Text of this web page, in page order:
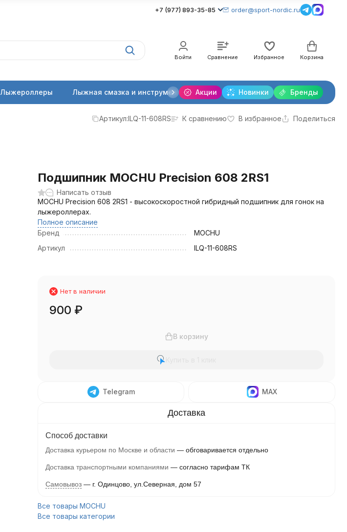
+7 (977) 893-35-85 order@sport-nordic.ru
Войти Сравнение Избранное Корзина
Акции Новинки Бренды
Лыжероллеры Лыжная смазка и инструменты Крепления лыжные Очки и линзы
Артикул:ILQ-11-608RS К сравнению В избранное Поделиться
Подшипник MOCHU Precision 608 2RS1
Написать отзыв
MOCHU Precision 608 2RS1 - высокоскоростной гибридный подшипник для гонок на
лыжероллерах.
Полное описание
Бренд
MOCHU
Артикул
ILQ-11-608RS
Нет в наличии
900 ₽
В корзину
Telegram MAX
Способ доставки
Доставка курьером по Москве и области обговаривается отдельно
Доставка транспортными компаниями согласно тарифам ТК
Самовывоз г. Одинцово, ул.Северная, дом 57
Все товары MOCHU
Все товары категории